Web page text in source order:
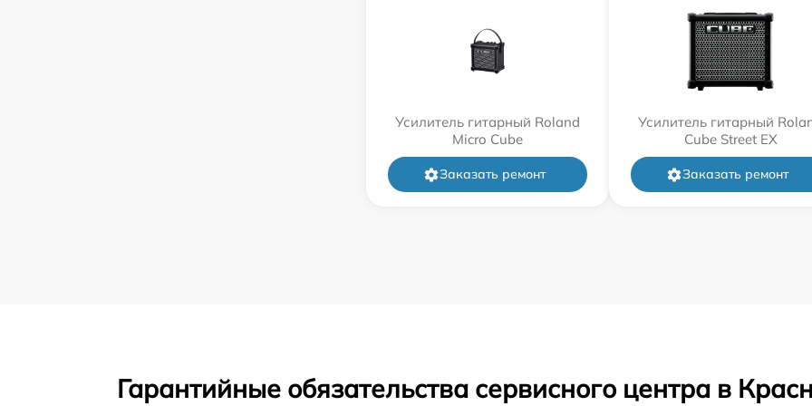
Усилитель гитарный Roland
Micro Cube
Заказать ремонт
Усилитель гитарный
Cube Street EX
Заказать ремонт
Гарантийные обязательства сервисного центра в